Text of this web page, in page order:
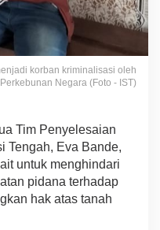
korban kriminalisasi oleh
Negara (Foto - IST)
Tim Penyelesaian
Tengah, Eva Bande,
untuk menghindari
pidana terhadap
hak atas tanah